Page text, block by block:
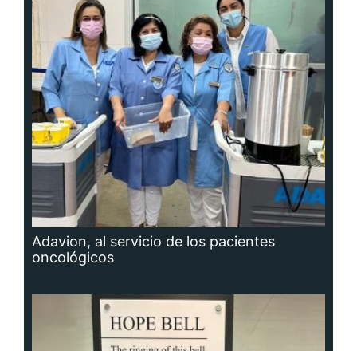
Adavion, al servicio de los pacientes
oncológicos